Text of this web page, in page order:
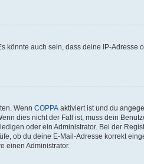
könnte auch sein, dass deine IP-Adresse
Wenn COPPA aktiviert ist und du
dies nicht der Fall ist, muss dein
oder ein Administrator. Bei der
ob du deine E-Mail-Adresse korrekt
einen Administrator.